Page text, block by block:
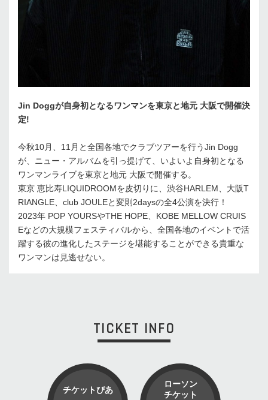
Jin Doggが⾃⾝初となるワンマンを東京と地元 ⼤阪で開催決
定!
今秋10⽉、11⽉と全国各地でクラブツアーを⾏うJin Dogg
が、ニュー・アルバムを引っ提げて、いよいよ⾃⾝初となる
ワンマンライブを東京と地元 ⼤阪で開催する。
東京 恵⽐寿LIQUIDROOMを⽪切りに、渋⾕HARLEM、⼤阪T
RIANGLE、club JOULEと変則2daysの全4公演を決⾏！
2023年 POP YOURSやTHE HOPE、KOBE MELLOW CRUIS
Eなどの⼤規模フェスティバルから、全国各地のイベントで活
躍する彼の進化したステージを堪能することができる貴重な
ワンマンは⾒逃せない。
TICKET INFO
チケットぴあ
ローソン
チケット